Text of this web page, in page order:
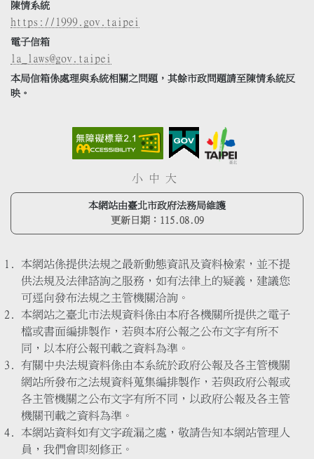
陳情系統
https://1999.gov.taipei
電子信箱
la_laws@gov.taipei
本局信箱係處理與系統相關之問題，其餘市政問題請至陳情系統反
映。
小 中 大
本網站由臺北市政府法務局維護
更新日期： 115.08.09
本網站係提供法規之最新動態資訊及資料檢索，並不提
供法規及法律諮詢之服務，如有法律上的疑義，建議您
可逕向發布法規之主管機關洽詢。
本網站之臺北市法規資料係由本府各機關所提供之電子
檔或書面編排製作，若與本府公報之公布文字有所不
同，以本府公報刊載之資料為準。
有關中央法規資料係由本系統於政府公報及各主管機關
網站所發布之法規資料蒐集編排製作，若與政府公報或
各主管機關之公布文字有所不同，以政府公報及各主管
機關刊載之資料為準。
本網站資料如有文字疏漏之處，敬請告知本網站管理人
員，我們會即刻修正。